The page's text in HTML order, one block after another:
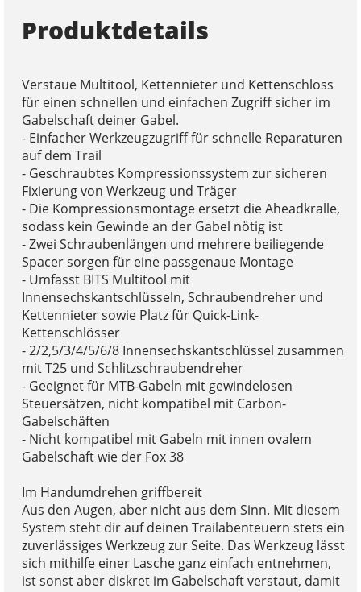
Produktdetails
Verstaue Multitool, Kettennieter und Kettenschloss
für einen schnellen und einfachen Zugriff sicher im
Gabelschaft deiner Gabel.
- Einfacher Werkzeugzugriff für schnelle Reparaturen
auf dem Trail
- Geschraubtes Kompressionssystem zur sicheren
Fixierung von Werkzeug und Träger
- Die Kompressionsmontage ersetzt die Aheadkralle,
sodass kein Gewinde an der Gabel nötig ist
- Zwei Schraubenlängen und mehrere beiliegende
Spacer sorgen für eine passgenaue Montage
- Umfasst BITS Multitool mit
Innensechskantschlüsseln, Schraubendreher und
Kettennieter sowie Platz für Quick-Link-
Kettenschlösser
- 2/2,5/3/4/5/6/8 Innensechskantschlüssel zusammen
mit T25 und Schlitzschraubendreher
- Geeignet für MTB-Gabeln mit gewindelosen
Steuersätzen, nicht kompatibel mit Carbon-
Gabelschäften
- Nicht kompatibel mit Gabeln mit innen ovalem
Gabelschaft wie der Fox 38
Im Handumdrehen griffbereit
Aus den Augen, aber nicht aus dem Sinn. Mit diesem
System steht dir auf deinen Trailabenteuern stets ein
zuverlässiges Werkzeug zur Seite. Das Werkzeug lässt
sich mithilfe einer Lasche ganz einfach entnehmen,
ist sonst aber diskret im Gabelschaft verstaut, damit